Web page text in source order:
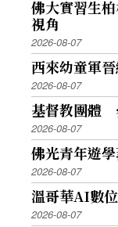
佛大實習生
視角
2026-08-07
西來幼童軍
2026-08-07
基督教團體
2026-08-07
佛光青年遊
2026-08-07
溫哥華AI數
2026-08-07